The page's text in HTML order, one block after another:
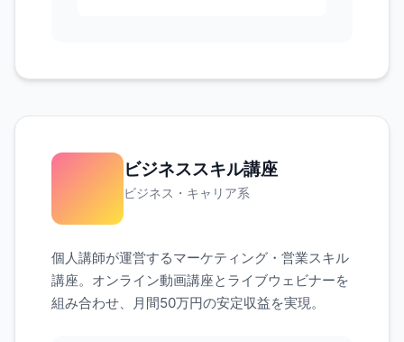
ビジネススキル講座
ビジネス・キャリア系
個人講師が運営するマーケティング・営業スキル
講座。オンライン動画講座とライブウェビナーを
組み合わせ、月間50万円の安定収益を実現。